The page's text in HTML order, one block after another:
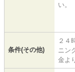
い。
条件(その他)
２４
ニン
金よ